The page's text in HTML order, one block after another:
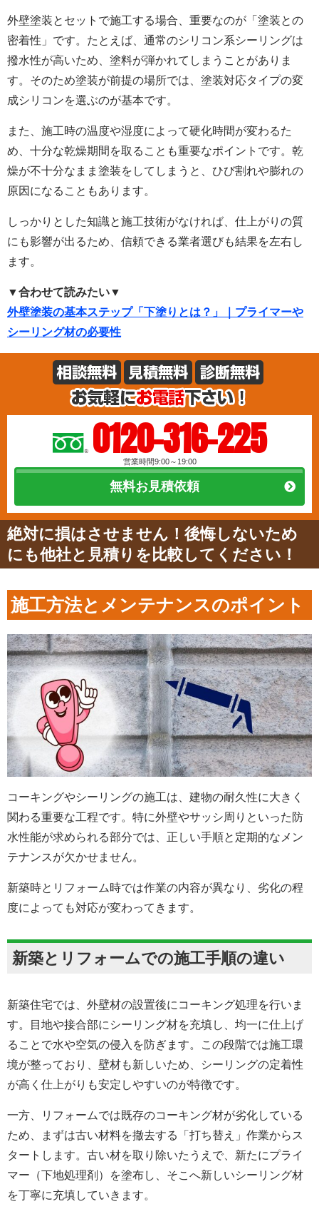
外壁塗装とセットで施工する場合、重要なのが「塗装との
密着性」です。たとえば、通常のシリコン系シーリングは
撥水性が高いため、塗料が弾かれてしまうことがありま
す。そのため塗装が前提の場所では、塗装対応タイプの変
成シリコンを選ぶのが基本です。
また、施工時の温度や湿度によって硬化時間が変わるた
め、十分な乾燥期間を取ることも重要なポイントです。乾
燥が不十分なまま塗装をしてしまうと、ひび割れや膨れの
原因になることもあります。
しっかりとした知識と施工技術がなければ、仕上がりの質
にも影響が出るため、信頼できる業者選びも結果を左右し
ます。
▼合わせて読みたい▼
外壁塗装の基本ステップ「下塗りとは？」｜プライマーや
シーリング材の必要性
0120-316-225
営業時間9:00～19:00
無料お見積依頼
絶対に損はさせません！後悔しないため
にも他社と見積りを比較してください！
施工方法とメンテナンスのポイント
コーキングやシーリングの施工は、建物の耐久性に大きく
関わる重要な工程です。特に外壁やサッシ周りといった防
水性能が求められる部分では、正しい手順と定期的なメン
テナンスが欠かせません。
新築時とリフォーム時では作業の内容が異なり、劣化の程
度によっても対応が変わってきます。
新築とリフォームでの施工手順の違い
新築住宅では、外壁材の設置後にコーキング処理を行いま
す。目地や接合部にシーリング材を充填し、均一に仕上げ
ることで水や空気の侵入を防ぎます。この段階では施工環
境が整っており、壁材も新しいため、シーリングの定着性
が高く仕上がりも安定しやすいのが特徴です。
一方、リフォームでは既存のコーキング材が劣化している
ため、まずは古い材料を撤去する「打ち替え」作業からス
タートします。古い材を取り除いたうえで、新たにプライ
マー（下地処理剤）を塗布し、そこへ新しいシーリング材
を丁寧に充填していきます。